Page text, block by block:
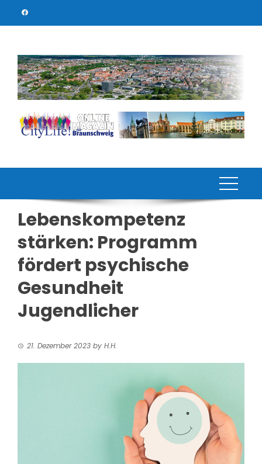
Lebenskompetenz
stärken: Programm
fördert psychische
Gesundheit
Jugendlicher
21. Dezember 2023 by H.H.